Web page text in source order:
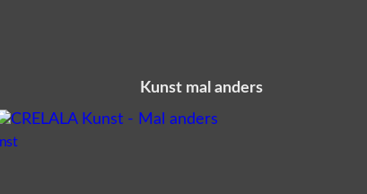
Kunst mal anders